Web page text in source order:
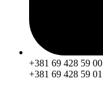
+381 69 428 59 00
+381 69 428 59 01